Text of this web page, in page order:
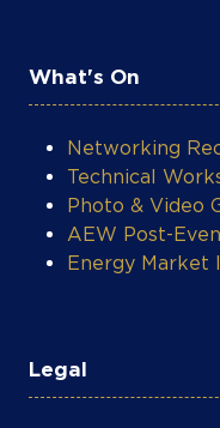
What's On
Networking
Technical
Photo & Video
AEW Post-
Energy Market
Legal